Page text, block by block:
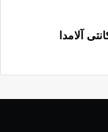
آلامدا